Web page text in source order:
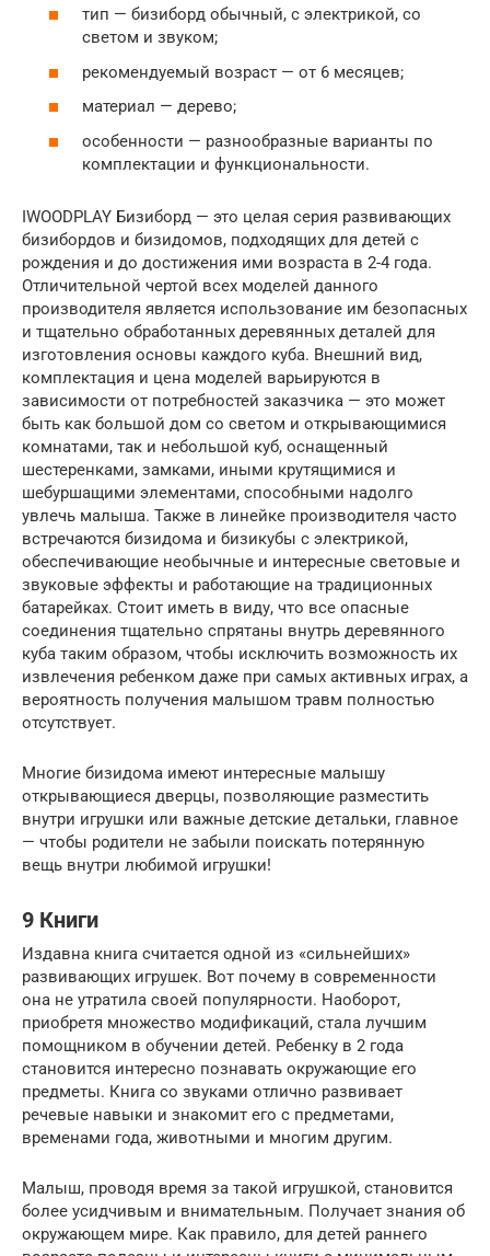
тип — бизиборд обычный, с электрикой, со
светом и звуком;
рекомендуемый возраст — от 6 месяцев;
материал — дерево;
особенности — разнообразные варианты по
комплектации и функциональности.
IWOODPLAY Бизиборд — это целая серия развивающих
бизибордов и бизидомов, подходящих для детей с
рождения и до достижения ими возраста в 2-4 года.
Отличительной чертой всех моделей данного
производителя является использование им безопасных
и тщательно обработанных деревянных деталей для
изготовления основы каждого куба. Внешний вид,
комплектация и цена моделей варьируются в
зависимости от потребностей заказчика — это может
быть как большой дом со светом и открывающимися
комнатами, так и небольшой куб, оснащенный
шестеренками, замками, иными крутящимися и
шебуршащими элементами, способными надолго
увлечь малыша. Также в линейке производителя часто
встречаются бизидома и бизикубы с электрикой,
обеспечивающие необычные и интересные световые и
звуковые эффекты и работающие на традиционных
батарейках. Стоит иметь в виду, что все опасные
соединения тщательно спрятаны внутрь деревянного
куба таким образом, чтобы исключить возможность их
извлечения ребенком даже при самых активных играх, а
вероятность получения малышом травм полностью
отсутствует.
Многие бизидома имеют интересные малышу
открывающиеся дверцы, позволяющие разместить
внутри игрушки или важные детские детальки, главное
— чтобы родители не забыли поискать потерянную
вещь внутри любимой игрушки!
9 Книги
Издавна книга считается одной из «сильнейших»
развивающих игрушек. Вот почему в современности
она не утратила своей популярности. Наоборот,
приобретя множество модификаций, стала лучшим
помощником в обучении детей. Ребенку в 2 года
становится интересно познавать окружающие его
предметы. Книга со звуками отлично развивает
речевые навыки и знакомит его с предметами,
временами года, животными и многим другим.
Малыш, проводя время за такой игрушкой, становится
более усидчивым и внимательным. Получает знания об
окружающем мире. Как правило, для детей раннего